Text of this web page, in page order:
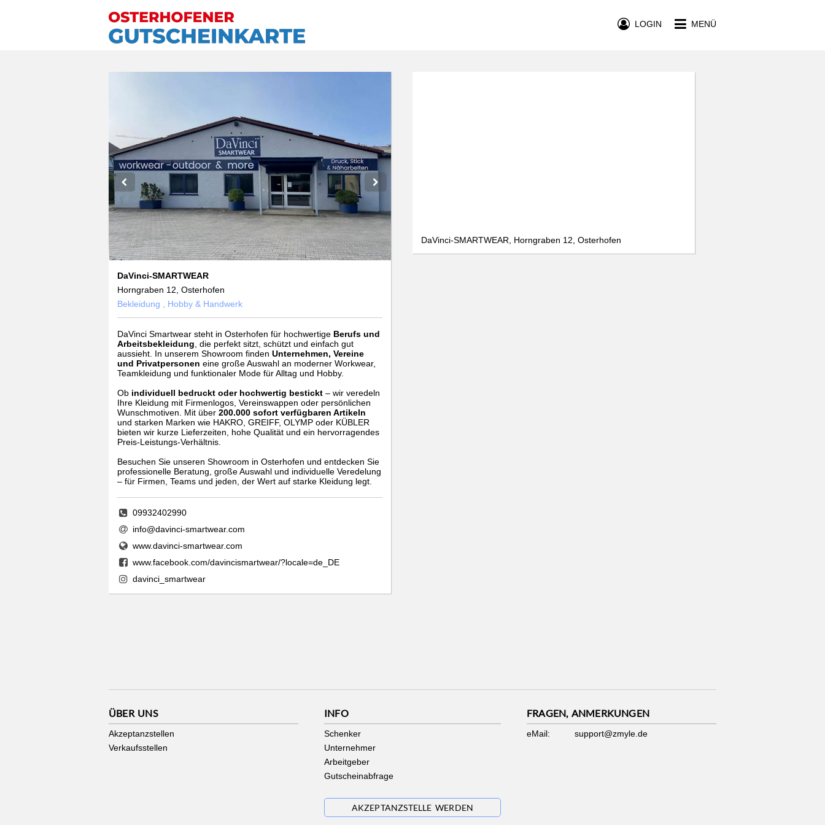
MENÜ
LOGIN
DaVinci-SMARTWEAR
Horngraben 12, Osterhofen
Bekleidung , Hobby & Handwerk
DaVinci Smartwear steht in Osterhofen für hochwertige Berufs und
Arbeitsbekleidung , die perfekt sitzt, schützt und einfach gut
aussieht. In unserem Showroom finden Unternehmen, Vereine
und Privatpersonen eine große Auswahl an moderner Workwear,
Teamkleidung und funktionaler Mode für Alltag und Hobby.
Ob individuell bedruckt oder hochwertig bestickt – wir veredeln
Ihre Kleidung mit Firmenlogos, Vereinswappen oder persönlichen
Wunschmotiven. Mit über 200.000 sofort verfügbaren Artikeln
und starken Marken wie HAKRO, GREIFF, OLYMP oder KÜBLER
bieten wir kurze Lieferzeiten, hohe Qualität und ein hervorragendes
Preis‑Leistungs‑Verhältnis.
Besuchen Sie unseren Showroom in Osterhofen und entdecken Sie
professionelle Beratung, große Auswahl und individuelle Veredelung
– für Firmen, Teams und jeden, der Wert auf starke Kleidung legt.
09932402990
info@davinci-smartwear.com
www.davinci-smartwear.com
www.facebook.com/davincismartwear/?locale=de_DE
davinci_smartwear
DaVinci-SMARTWEAR, Horngraben 12, Osterhofen
ÜBER UNS
Akzeptanzstellen
Verkaufsstellen
INFO
Schenker
Unternehmer
Arbeitgeber
Gutscheinabfrage
FRAGEN, ANMERKUNGEN
eMail: support@zmyle.de
AKZEPTANZSTELLE WERDEN